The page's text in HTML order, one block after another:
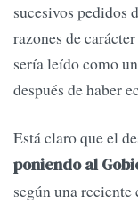
sucesivos pedidos
razones de
sería leído como
después de haber
Está claro que el
poniendo al
según una